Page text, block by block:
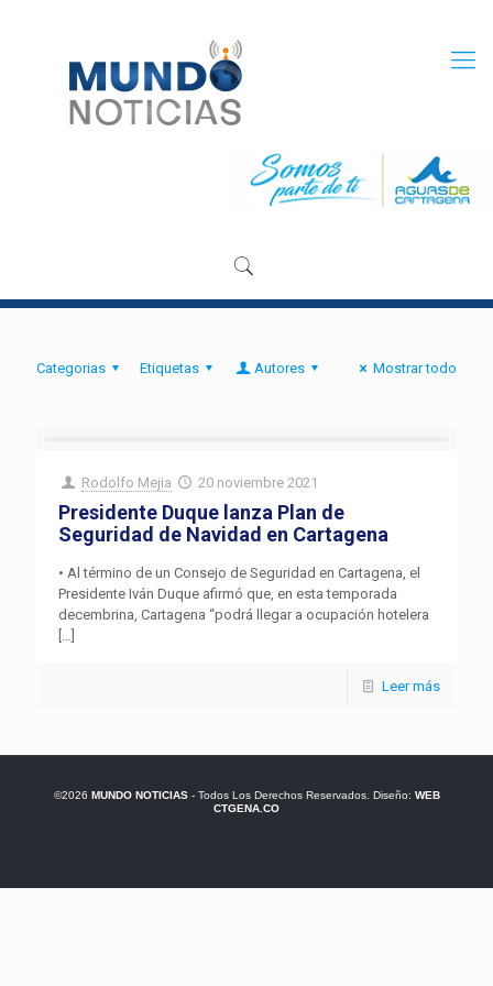
Categorias Etiquetas Autores Mostrar todo
Rodolfo Mejia 20 noviembre 2021
Presidente Duque lanza Plan de
Seguridad de Navidad en Cartagena
• Al término de un Consejo de Seguridad en Cartagena, el
Presidente Iván Duque afirmó que, en esta temporada
decembrina, Cartagena “podrá llegar a ocupación hotelera
[…]
Leer más
©2026 MUNDO NOTICIAS- Todos Los Derechos Reservados. Diseño: WEB
CTGENA.CO